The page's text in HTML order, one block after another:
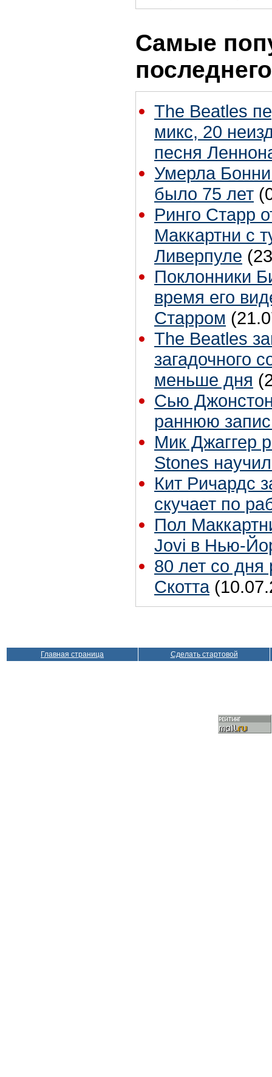
Самые
The Beatles
микс, 20
песня
Умерла
было 75 лет
Ринго Старр
Маккартни с
Ливерпуле
Поклонники
время его
Старром
The Beatles
загадочного
меньше дня
Сью
раннюю
Мик Джаггер
Stones
Кит Ричардс
скучает по
Пол
Jovi в Нью-
80 лет со
Скотта
Главная страница Сделать стартовой